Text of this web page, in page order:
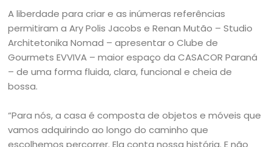
A liberdade para criar e as inúmeras referências
permitiram a Ary Polis Jacobs e Renan Mutão – Studio
Architetonika Nomad – apresentar o Clube de
Gourmets EVVIVA – maior espaço da CASACOR Paraná
– de uma forma fluida, clara, funcional e cheia de
bossa.
“Para nós, a casa é composta de objetos e móveis que
vamos adquirindo ao longo do caminho que
escolhemos percorrer. Ela conta nossa história. E não